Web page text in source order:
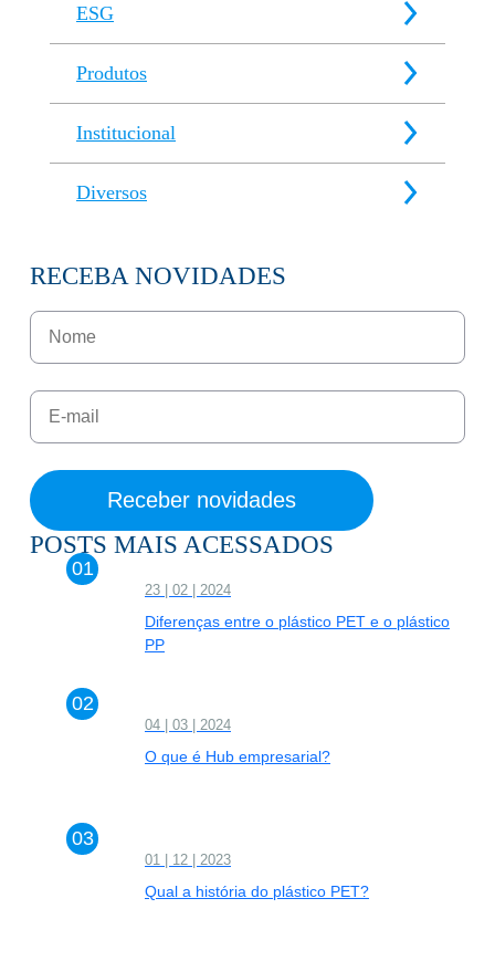
ESG
Produtos
Institucional
Diversos
RECEBA NOVIDADES
POSTS MAIS ACESSADOS
23 | 02 | 2024
Diferenças entre o plástico PET e o plástico
PP
04 | 03 | 2024
O que é Hub empresarial?
01 | 12 | 2023
Qual a história do plástico PET?